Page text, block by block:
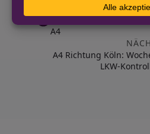
VORHERIGER BEITRAG
Neue Kontrollstelle für
A4
A4 Richtung Köln:
LKW-